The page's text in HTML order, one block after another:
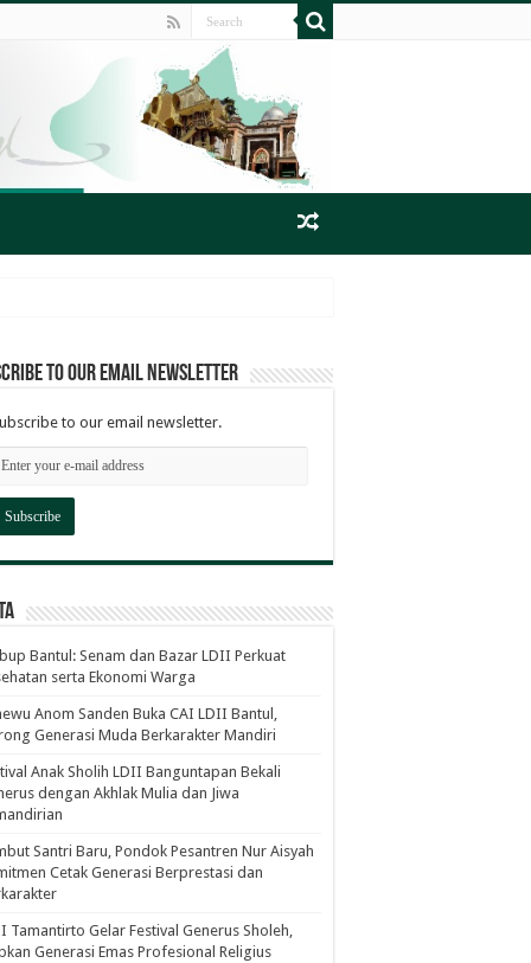
to our email newsletter
to our email newsletter.
Bantul: Senam dan Bazar LDII Perkuat
serta Ekonomi Warga
Anom Sanden Buka CAI LDII Bantul,
Generasi Muda Berkarakter Mandiri
Anak Sholih LDII Banguntapan Bekali
dengan Akhlak Mulia dan Jiwa
Santri Baru, Pondok Pesantren Nur Aisyah
Cetak Generasi Berprestasi dan
Tamantirto Gelar Festival Generus Sholeh,
Generasi Emas Profesional Religius